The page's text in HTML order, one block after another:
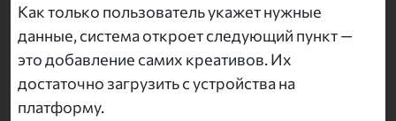
Как только пользователь укажет нужные
данные, система откроет следующий пункт —
это добавление самих креативов. Их
достаточно загрузить с устройства на
платформу.